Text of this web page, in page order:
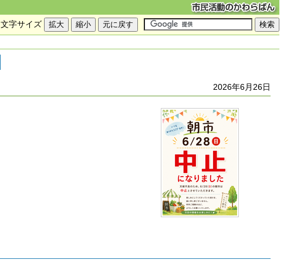
文字サイズ
2026年6月26日